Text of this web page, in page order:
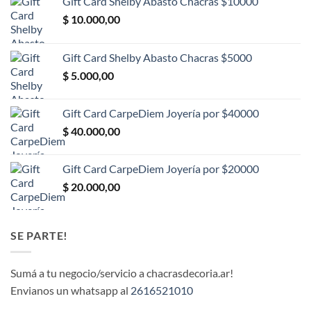
$ 10.000,00
Gift Card Shelby Abasto Chacras $5000
$ 5.000,00
Gift Card CarpeDiem Joyería por $40000
$40.000,00
Gift Card CarpeDiem Joyería por $20000
$ 20.000,00
SE PARTE!
Sumá a tu negocio/servicio a chacrasdecoria.ar!
Envianos un whatsapp al 2616521010